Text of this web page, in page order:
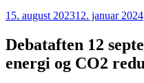
Udgivet
15. august 202312. januar 2024
Debataften 12
energi og CO2